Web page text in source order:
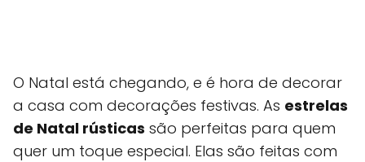
O Natal está chegando, e é hora de decorar
a casa com decorações festivas. As estrelas
de Natal rústicas são perfeitas para quem
quer um toque especial. Elas são feitas com